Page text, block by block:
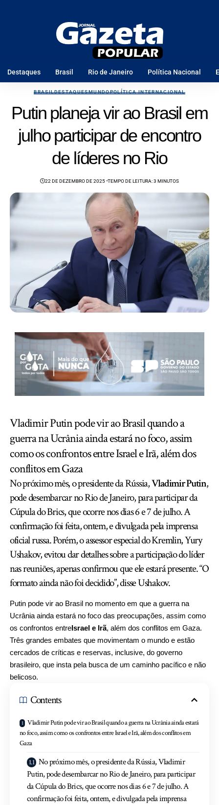
Destaques Brasil Rio de Janeiro Política Nacional
BRASILDESTAQUESMUNDOPOLÍTICA INTERNACIONAL
Putin planeja vir ao Brasil em
julho participar de encontro
de líderes no Rio
22 DE DEZEMBRO DE 2025 TEMPO DE LEITURA: 3 MINUTOS
Vladimir Putin pode vir ao Brasil quando a
guerra na Ucrânia ainda estará no foco, assim
como os confrontos entre Israel e Irã, além dos
conflitos em Gaza
No próximo mês, o presidente da Rússia,Vladimir Putin,
pode desembarcar no Rio de Janeiro, para participar da
Cúpula do Brics, que ocorre nos dias 6 e 7 de julho. A
confirmação foi feita, ontem, e divulgada pela imprensa
oficial russa. Porém, o assessor especial do Kremlin, Yury
Ushakov, evitou dar detalhes sobre a participação do líder
nas reuniões, apenas confirmou que ele estará presente. “O
formato ainda não foi decidido”, disse Ushakov.
Putin pode vir ao Brasil no momento em que a guerra na
Ucrânia ainda estará no foco das preocupações, assim como
os confrontos entreIsrael e Irã, além dos conflitos em Gaza.
Três grandes embates que movimentam o mundo e estão
cercados de críticas e reservas, inclusive, do governo
brasileiro, que insta pela busca de um caminho pacífico e não
belicoso.
Contents
Vladimir Putin pode vir ao Brasil quando a guerra na Ucrânia ainda estará
no foco, assim como os confrontos entre Israel e Irã, além dos conflitos em
Gaza
No próximo mês, o presidente da Rússia, Vladimir
Putin, pode desembarcar no Rio de Janeiro, para participar
da Cúpula do Brics, que ocorre nos dias 6 e 7 de julho. A
confirmação foi feita, ontem, e divulgada pela imprensa